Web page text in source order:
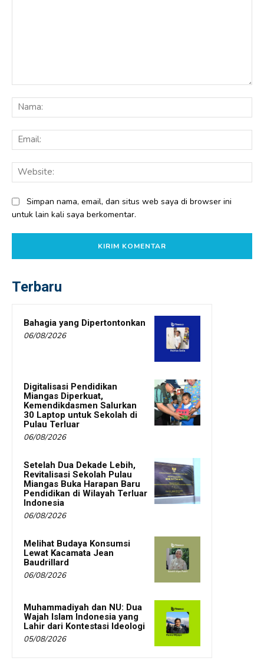
Simpan nama, email, dan situs web saya di browser ini
untuk lain kali saya berkomentar.
Terbaru
Bahagia yang Dipertontonkan
06/08/2026
Digitalisasi Pendidikan
Miangas Diperkuat,
Kemendikdasmen Salurkan
30 Laptop untuk Sekolah di
Pulau Terluar
06/08/2026
Setelah Dua Dekade Lebih,
Revitalisasi Sekolah Pulau
Miangas Buka Harapan Baru
Pendidikan di Wilayah Terluar
Indonesia
06/08/2026
Melihat Budaya Konsumsi
Lewat Kacamata Jean
Baudrillard
06/08/2026
Muhammadiyah dan NU: Dua
Wajah Islam Indonesia yang
Lahir dari Kontestasi Ideologi
05/08/2026